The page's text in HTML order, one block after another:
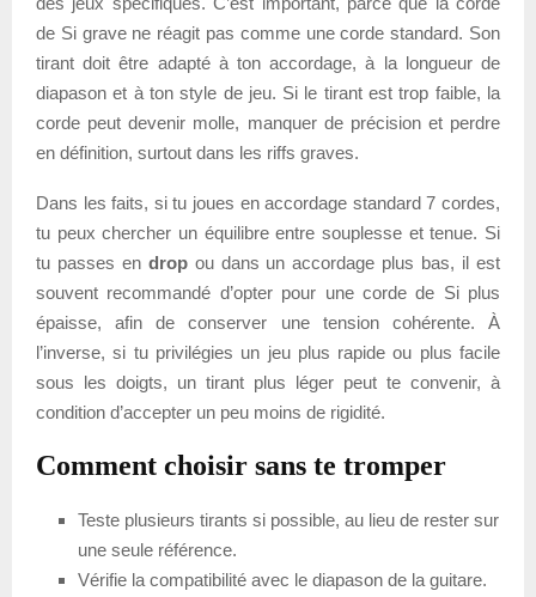
de Si grave ne réagit pas comme une corde standard. Son
tirant doit être adapté à ton accordage, à la longueur de
diapason et à ton style de jeu. Si le tirant est trop faible, la
corde peut devenir molle, manquer de précision et perdre
en définition, surtout dans les riffs graves.
Dans les faits, si tu joues en accordage standard 7 cordes,
tu peux chercher un équilibre entre souplesse et tenue. Si
tu passes en dropou dans un accordage plus bas, il est
souvent recommandé d’opter pour une corde de Si plus
épaisse, afin de conserver une tension cohérente. À
l’inverse, si tu privilégies un jeu plus rapide ou plus facile
sous les doigts, un tirant plus léger peut te convenir, à
condition d’accepter un peu moins de rigidité.
Comment choisir sans te tromper
Teste plusieurs tirants si possible, au lieu de rester sur
une seule référence.
Vérifie la compatibilité avec le diapason de la guitare.